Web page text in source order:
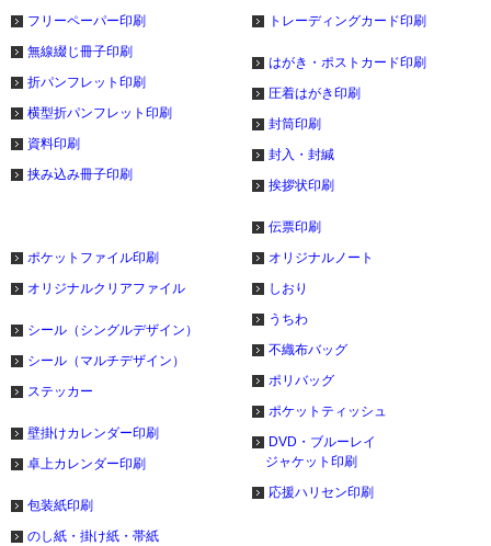
フリーペーパー印刷
無線綴じ冊子印刷
折パンフレット印刷
横型折パンフレット印刷
資料印刷
挟み込み冊子印刷
トレーディングカード印刷
はがき・ポストカード印刷
圧着はがき印刷
封筒印刷
封入・封緘
挨拶状印刷
伝票印刷
ポケットファイル印刷
オリジナルクリアファイル
シール（シングルデザイン）
シール（マルチデザイン）
ステッカー
壁掛けカレンダー印刷
卓上カレンダー印刷
包装紙印刷
のし紙・掛け紙・帯紙
オリジナルノート
しおり
うちわ
不織布バッグ
ポリバッグ
ポケットティッシュ
DVD・ブルーレイ
ジャケット印刷
応援ハリセン印刷